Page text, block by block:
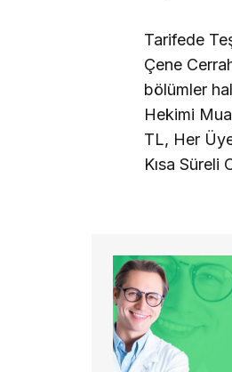
Tarifede
Çene
bölümler
Hekimi
TL, Her
Kısa